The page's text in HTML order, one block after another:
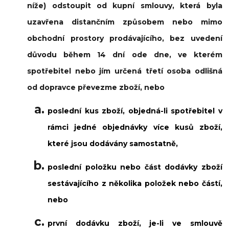
níže) odstoupit od kupní smlouvy, která byla
uzavřena distančním způsobem nebo mimo
obchodní prostory prodávajícího, bez uvedení
důvodu během 14 dní ode dne, ve kterém
spotřebitel nebo jím určená třetí osoba odlišná
od dopravce převezme zboží, nebo
poslední kus zboží, objedná-li spotřebitel v
rámci jedné objednávky více kusů zboží,
které jsou dodávány samostatně,
poslední položku nebo část dodávky zboží
sestávajícího z několika položek nebo částí,
nebo
první dodávku zboží, je-li ve smlouvě